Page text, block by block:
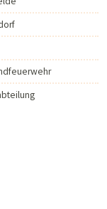
Musikzug
Kinder- und
Alters- und